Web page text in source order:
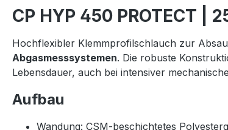
CP HYP 450 PROTECT |
Hochflexibler Klemmprofilschlauch zur
Abgasmesssystemen. Die robuste
Lebensdauer, auch bei intensiver
Aufbau
Wandung: CSM-beschichtetes